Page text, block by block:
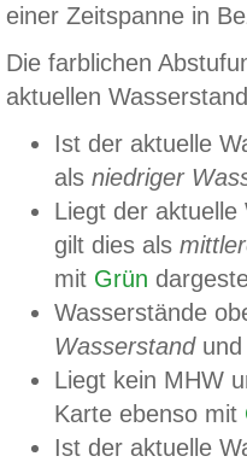
einer Zeitspanne in
Die farblichen
aktuellen
Ist der aktuelle
als niedriger
Liegt der
gilt dies als
mit Grün
Wasserstände
Wasserstandund
Liegt kein MHW
Karte ebenso mit
Ist der aktuelle